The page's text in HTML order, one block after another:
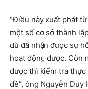
“Điều này xuất phát
một số cơ sở thành
dù đã nhận được sự
hoạt động được. Còn
được thì kiểm tra thực
đề”, ông Nguyễn Duy